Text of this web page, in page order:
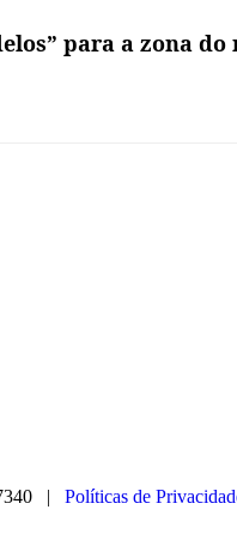
para a zona
| Políticas de